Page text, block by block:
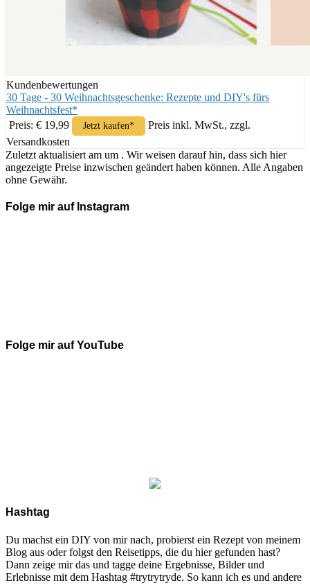
Kundenbewertungen
30 Tage - 30 Weihnachtsgeschenke: Rezepte und DIY's fürs
Weihnachtsfest*
Preis: € 19,99
Jetzt kaufen*
Preis inkl. MwSt., zzgl.
Versandkosten
Zuletzt aktualisiert am um . Wir weisen darauf hin, dass sich hier
angezeigte Preise inzwischen geändert haben können. Alle Angaben
ohne Gewähr.
Folge mir auf Instagram
Folge mir auf YouTube
Hashtag
Du machst ein DIY von mir nach, probierst ein Rezept von meinem
Blog aus oder folgst den Reisetipps, die du hier gefunden hast?
Dann zeige mir das und tagge deine Ergebnisse, Bilder und
Erlebnisse mit dem Hashtag #trytrytryde. So kann ich es und andere